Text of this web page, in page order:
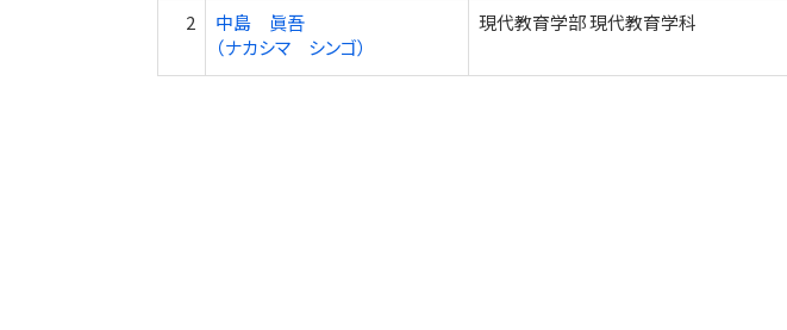
2
中島 眞吾
（ナカシマ シンゴ）
現代教育学部 現代教育学科